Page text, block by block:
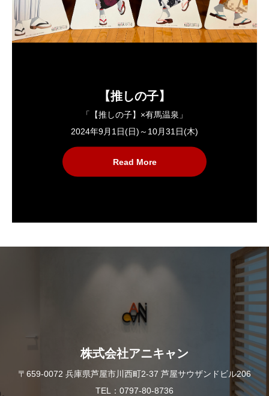
【推しの子】
「【推しの子】×有馬温泉」
2024年9月1日(日)～10月31日(木)
Read More
株式会社アニキャン
〒659-0072 兵庫県芦屋市川西町2-37 芦屋サウザンドビル206
TEL：0797-80-8736